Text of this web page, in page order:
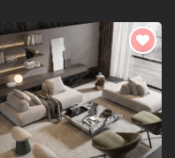
Add to
wishlist